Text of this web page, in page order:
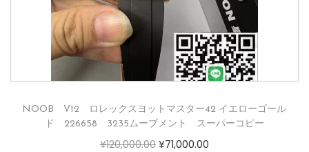
NOOB V12 ロレックスヨットマスター42 イエローゴール
ド 226658 3235ムーブメント スーパーコピー
¥120,000.00 ¥71,000.00